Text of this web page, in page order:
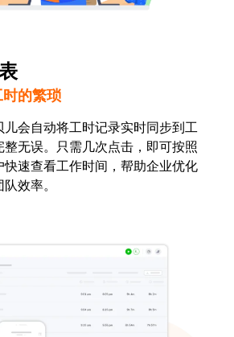
的繁琐
儿会自动将工时记录实时同步到工
无误。只需几次点击，即可按照
速查看工作时间，帮助企业优化
效率。